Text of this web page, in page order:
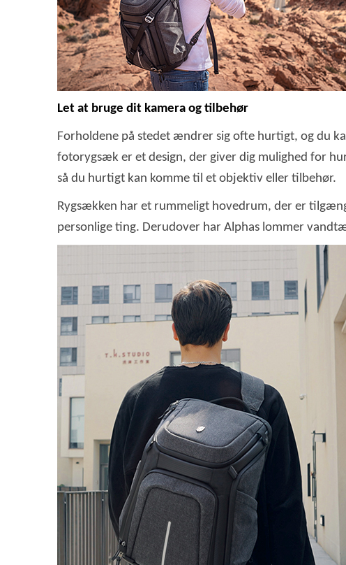
Let at bruge dit kamera og tilbehør
Forholdene på stedet ændrer sig ofte hurtigt, og du
fotorygsæk er et design, der giver dig mulighed for
så du hurtigt kan komme til et objektiv eller tilbehør.
Rygsækken har et rummeligt hovedrum, der er
personlige ting. Derudover har Alphas lommer